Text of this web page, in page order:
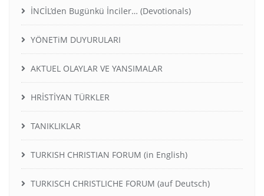
İNCİL’den Bugünkü İnciler… (Devotionals)
YÖNETiM DUYURULARI
AKTUEL OLAYLAR VE YANSIMALAR
HRİSTİYAN TÜRKLER
TANIKLIKLAR
TURKISH CHRISTIAN FORUM (in English)
TURKISCH CHRISTLICHE FORUM (auf Deutsch)